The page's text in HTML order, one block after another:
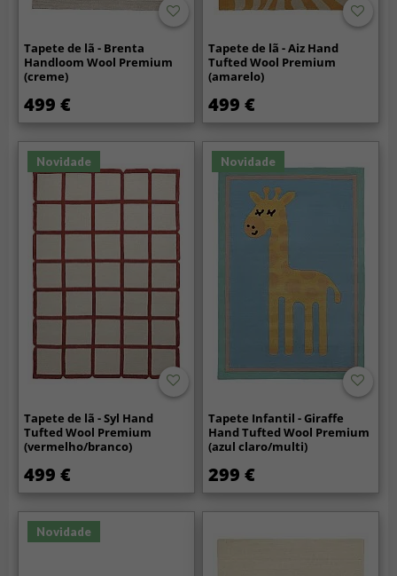
Tapete de lã - Brenta
Handloom Wool Premium
(creme)
499 €
Tapete de lã - Aiz Hand
Tufted Wool Premium
(amarelo)
499 €
Novidade
Tapete de lã - Syl Hand
Tufted Wool Premium
(vermelho/branco)
499 €
Novidade
Tapete Infantil - Giraffe
Hand Tufted Wool Premium
(azul claro/multi)
299 €
Novidade